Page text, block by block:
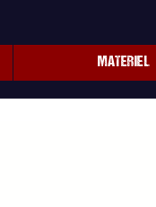
MATERIEL